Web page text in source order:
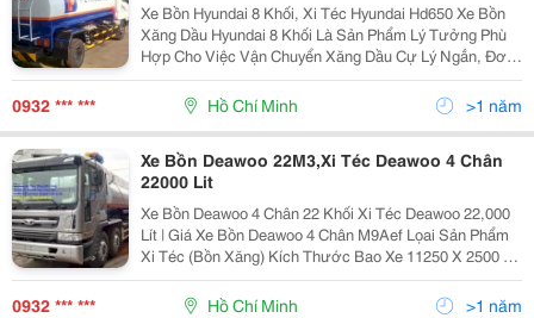
Xe Bồn Hyundai 8 Khối, Xi Téc Hyundai Hd650 Xe Bồn
Xăng Dầu Hyundai 8 Khối Là Sản Phẩm Lý Tưởng Phù
Hợp Cho Việc Vận Chuyển Xăng Dầu Cự Lý Ngắn, Đơn
Hàng Ít, Cấp Phát Lẻ Hoặc Cho Trạm Xe. Chúng Tôi Đã
Thiết Kế Và Sản Xuất Xe Bồn Xăng Dầu 8000 L
0932 *** *** Hồ Chí Minh >1 năm
Xe Bồn Deawoo 22M3,Xi Téc Deawoo 4 Chân
22000 Lit
Xe Bồn Deawoo 4 Chân 22 Khối Xi Téc Deawoo 22,000
Lít | Giá Xe Bồn Deawoo 4 Chân M9Aef Lọai Sản Phẩm
Xi Téc (Bồn Xăng) Kích Thước Bao Xe 11250 X 2500 X
3440 Kích Thước Bao Xi Téc 7680 X 2450 X 1510 Khối
Lượng
0932 *** *** Hồ Chí Minh >1 năm